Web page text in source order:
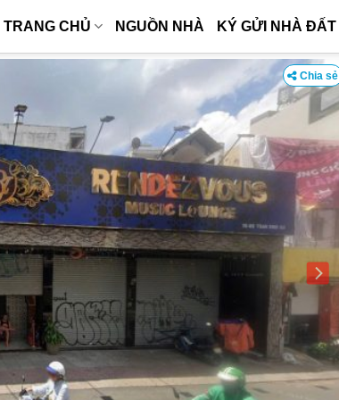
TRANG CHỦ NGUỒN NHÀ KÝ GỬI NHÀ ĐẤT
Chia sẻ